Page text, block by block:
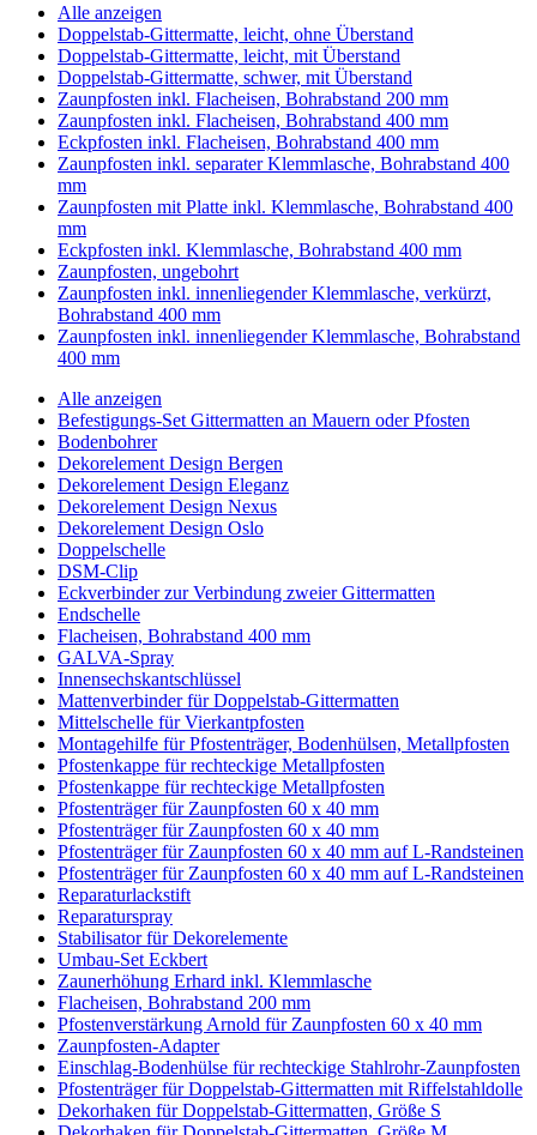
Alle anzeigen
Doppelstab-Gittermatte, leicht, ohne Überstand
Doppelstab-Gittermatte, leicht, mit Überstand
Doppelstab-Gittermatte, schwer, mit Überstand
Zaunpfosten inkl. Flacheisen, Bohrabstand 200 mm
Zaunpfosten inkl. Flacheisen, Bohrabstand 400 mm
Eckpfosten inkl. Flacheisen, Bohrabstand 400 mm
Zaunpfosten inkl. separater Klemmlasche, Bohrabstand 400
mm
Zaunpfosten mit Platte inkl. Klemmlasche, Bohrabstand 400
mm
Eckpfosten inkl. Klemmlasche, Bohrabstand 400 mm
Zaunpfosten, ungebohrt
Zaunpfosten inkl. innenliegender Klemmlasche, verkürzt,
Bohrabstand 400 mm
Zaunpfosten inkl. innenliegender Klemmlasche, Bohrabstand
400 mm
Alle anzeigen
Befestigungs-Set Gittermatten an Mauern oder Pfosten
Bodenbohrer
Dekorelement Design Bergen
Dekorelement Design Eleganz
Dekorelement Design Nexus
Dekorelement Design Oslo
Doppelschelle
DSM-Clip
Eckverbinder zur Verbindung zweier Gittermatten
Endschelle
Flacheisen, Bohrabstand 400 mm
GALVA-Spray
Innensechskantschlüssel
Mattenverbinder für Doppelstab-Gittermatten
Mittelschelle für Vierkantpfosten
Montagehilfe für Pfostenträger, Bodenhülsen, Metallpfosten
Pfostenkappe für rechteckige Metallpfosten
Pfostenkappe für rechteckige Metallpfosten
Pfostenträger für Zaunpfosten 60 x 40 mm
Pfostenträger für Zaunpfosten 60 x 40 mm
Pfostenträger für Zaunpfosten 60 x 40 mm auf L-Randsteinen
Pfostenträger für Zaunpfosten 60 x 40 mm auf L-Randsteinen
Reparaturlackstift
Reparaturspray
Stabilisator für Dekorelemente
Umbau-Set Eckbert
Zaunerhöhung Erhard inkl. Klemmlasche
Flacheisen, Bohrabstand 200 mm
Pfostenverstärkung Arnold für Zaunpfosten 60 x 40 mm
Zaunpfosten-Adapter
Einschlag-Bodenhülse für rechteckige Stahlrohr-Zaunpfosten
Pfostenträger für Doppelstab-Gittermatten mit Riffelstahldolle
Dekorhaken für Doppelstab-Gittermatten, Größe S